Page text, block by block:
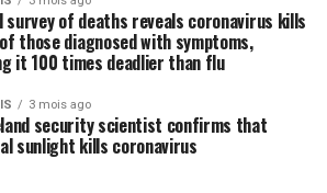
survey of deaths reveals coronavirus kills
those diagnosed with symptoms,
it 100 times deadlier than flu
3 mois ago
security scientist confirms that
sunlight kills coronavirus